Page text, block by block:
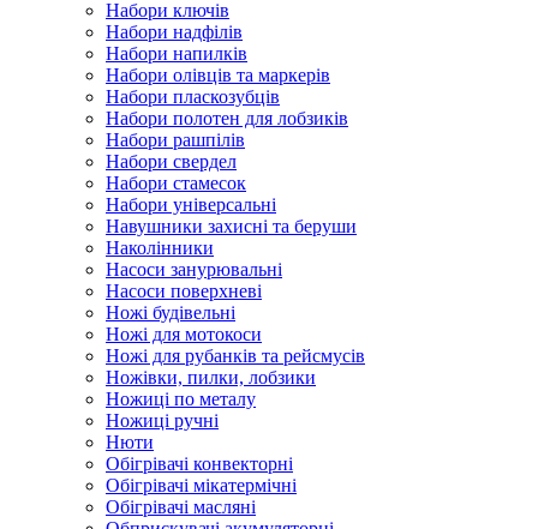
Набори ключів
Набори надфілів
Набори напилків
Набори олівців та маркерів
Набори пласкозубців
Набори полотен для лобзиків
Набори рашпілів
Набори свердел
Набори стамесок
Набори універсальні
Навушники захисні та беруши
Наколінники
Насоси занурювальні
Насоси поверхневі
Ножі будівельні
Ножі для мотокоси
Ножі для рубанків та рейсмусів
Ножівки, пилки, лобзики
Ножиці по металу
Ножиці ручні
Нюти
Обігрівачі конвекторні
Обігрівачі мікатермічні
Обігрівачі масляні